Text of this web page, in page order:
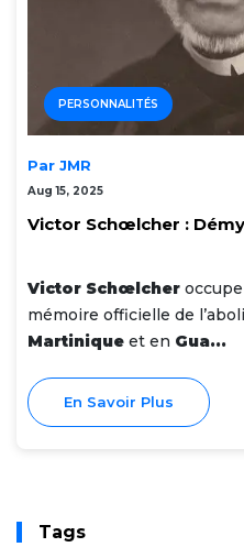
PERSONNALITÉS
Par JMR
Aug 15, 2025
Victor Schœlcher :
Victor Schœlcher
mémoire officielle de
Martinique et en Gua...
En Savoir Plus
Tags